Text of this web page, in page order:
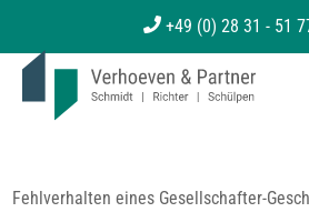
Inhalt
+49 (0) 28 31 - 51
Fehlverhalten eines Gesellschafter-